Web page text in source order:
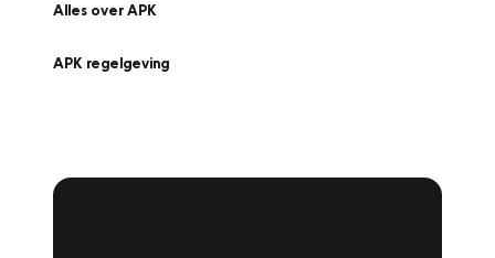
Alles over APK
APK regelgeving